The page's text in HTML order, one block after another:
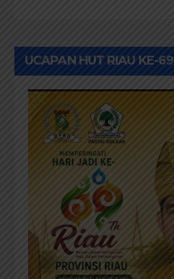
UCAPAN HUT RIAU KE-69